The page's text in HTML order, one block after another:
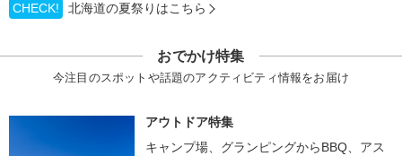
CHECK! 北海道の夏祭りはこちら
おでかけ特集
今注目のスポットや話題のアクティビティ情報をお届け
アウトドア特集
キャンプ場、グランピングからBBQ、アス